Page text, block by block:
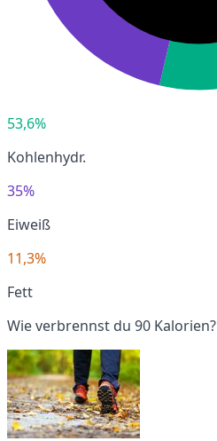
53,6%
Kohlenhydr.
35%
Eiweiß
11,3%
Fett
Wie verbrennst du 90 Kalorien?